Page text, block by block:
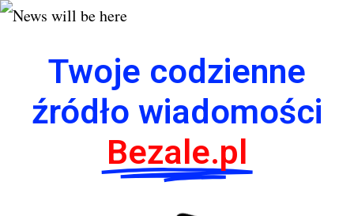
Twoje codzienne
źródło wiadomości
Bezale.pl